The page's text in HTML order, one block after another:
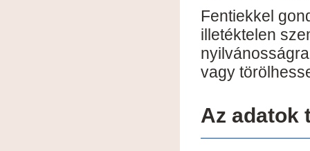
Fentiekkel
illetéktelen
vagy
Az adatok